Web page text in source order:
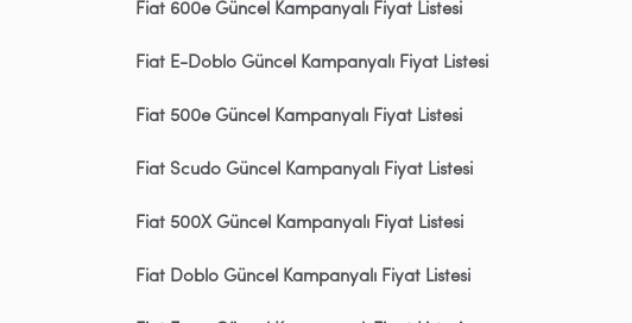
Fiat 600e Güncel Kampanyalı Fiyat Listesi
Fiat E-Doblo Güncel Kampanyalı Fiyat Listesi
Fiat 500e Güncel Kampanyalı Fiyat Listesi
Fiat Scudo Güncel Kampanyalı Fiyat Listesi
Fiat 500X Güncel Kampanyalı Fiyat Listesi
Fiat Doblo Güncel Kampanyalı Fiyat Listesi